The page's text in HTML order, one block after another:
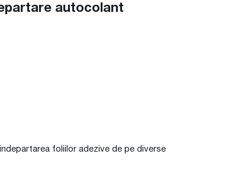
autocolant
foliilor adezive de pe diverse